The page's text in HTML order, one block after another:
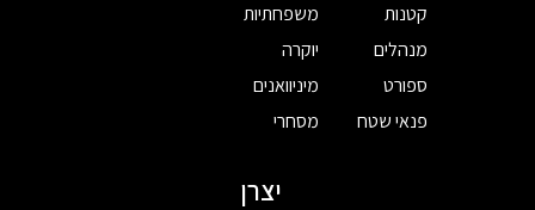
קטנות
מנהלים
ספורט
פנאי שטח
משפחתיות
יוקרה
מיניוואנים
מסחרי
יצרן